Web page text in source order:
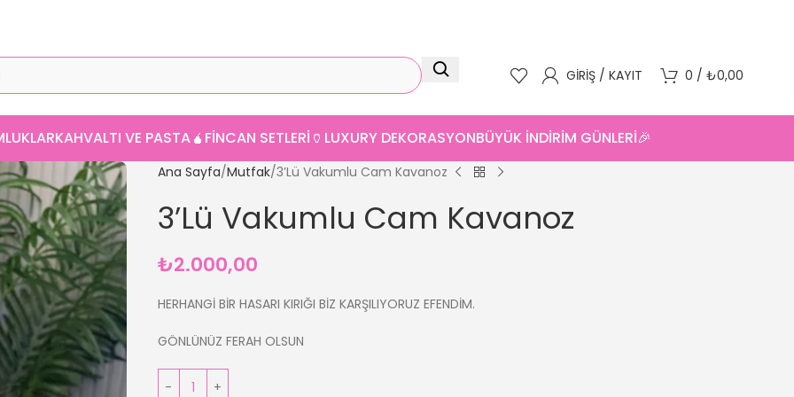
GIRIŞ / KAYIT 0 / ₺0,00
KAHVALTI VE PASTA🧉FINCAN SETLERI 🏺LUXURY DEKORASYONBÜYÜK İNDİRİM GÜNLERİ🎉
Ana Sayfa Mutfak 3’Lü Vakumlu Cam Kavanoz
3’Lü Vakumlu Cam Kavanoz
₺2.000,00
HERHANGİ BİR HASARI KIRIĞI BİZ KARŞILIYORUZ EFENDİM.
GÖNLÜNÜZ FERAH OLSUN